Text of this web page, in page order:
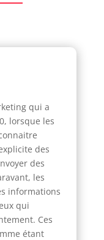
qui a
lorsque les
des
des
les
informations
qui
Ces
étant